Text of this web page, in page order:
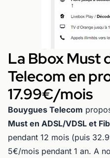
La Bbox Must
Telecom en
17.99€/mois
Bouygues Telecom
Must en ADSL/VDSL et
pendant 12 mois (puis
5€/mois pendant 1 an. A